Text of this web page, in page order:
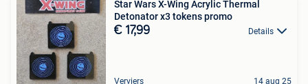
Star Wars X-Wing Acrylic Thermal
Detonator x3 tokens promo
€ 17,99 Details
Verviers 14 aug 25